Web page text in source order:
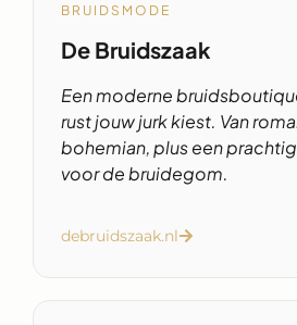
BRUIDSMODE
De Bruidszaak
Een moderne
rust jouw jurk kiest. Van
bohemian, plus een
voor de bruidegom.
debruidszaak.nl